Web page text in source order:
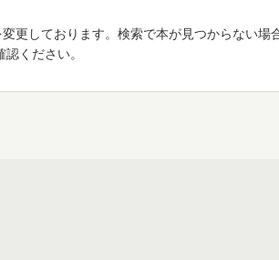
更しております。検索で本が見つからない場
認ください。